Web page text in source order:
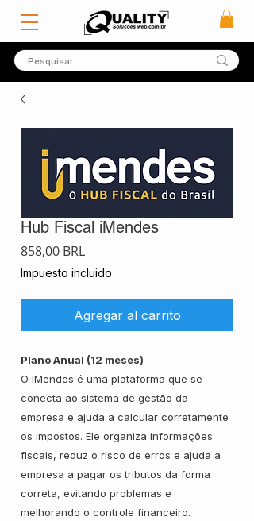
Hub Fiscal iMendes
858,00 BRLPrecio
Impuesto incluido
Agregar al carrito
Plano Anual (12 meses)
O iMendes é uma plataforma que se
conecta ao sistema de gestão da
empresa e ajuda a calcular corretamente
os impostos. Ele organiza informações
fiscais, reduz o risco de erros e ajuda a
empresa a pagar os tributos da forma
correta, evitando problemas e
melhorando o controle financeiro.